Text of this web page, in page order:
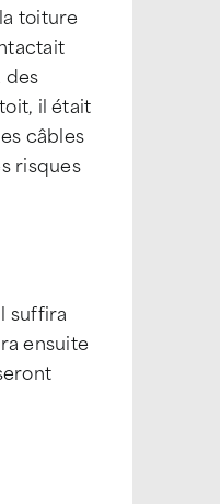
toiture
des
il était
câbles
risques
suffira
ensuite